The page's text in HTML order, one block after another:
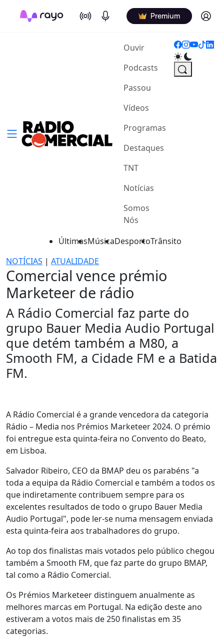
On Air Podcasts Premium Log in
Ouvir(current)
Podcasts
Passou
Vídeos
Programas
Destaques
TNT
Notícias
Somos
Nós
ÚltimasMúsicaDesportoTrânsito
NOTÍCIAS | ATUALIDADE
Comercial vence prémio
Marketeer de rádio
A Rádio Comercial faz parte do
grupo Bauer Media Audio Portugal
que detém também a M80, a
Smooth FM, a Cidade FM e a Batida
FM.
A Rádio Comercial é a grande vencedora da categoria
Rádio – Media nos Prémios Marketeer 2024. O prémio
foi entregue esta quinta-feira no Convento do Beato,
em Lisboa.
Salvador Ribeiro, CEO da BMAP deu os parabéns "a
toda a equipa da Rádio Comercial e também a todos os
que indiretamente contribuem sempre para os
excelentes resultados de todo o grupo Bauer Media
Audio Portugal", pode ler-se numa mensagem enviada
esta quinta-feira aos trabalhadores do grupo.
Ao top dos finalistas mais votados pelo público chegou
também a Smooth FM, que faz parte do grupo BMAP,
tal como a Rádio Comercial.
Os Prémios Marketeer distinguem anualmente as
melhores marcas em Portugal. Na edição deste ano
estiveram a votos mais de 250 finalistas em 35
categorias.